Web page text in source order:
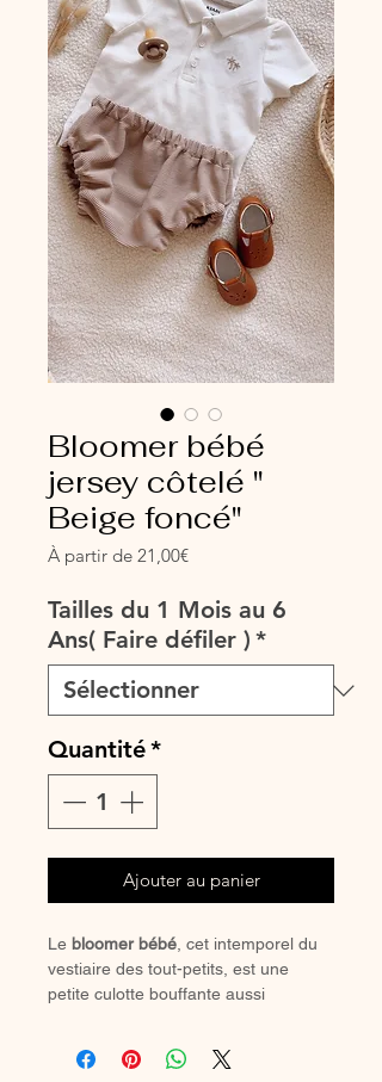
Bloomer bébé
jersey côtelé "
Beige foncé"
À partir de 21,00€Prix
Tailles du 1 Mois au 6
Ans( Faire défiler ) *
Quantité*
Ajouter au panier
Le bloomer bébé , cet intemporel du
vestiaire des tout-petits, est une
petite culotte bouffante aussi
chaussettes hautes ou des collants